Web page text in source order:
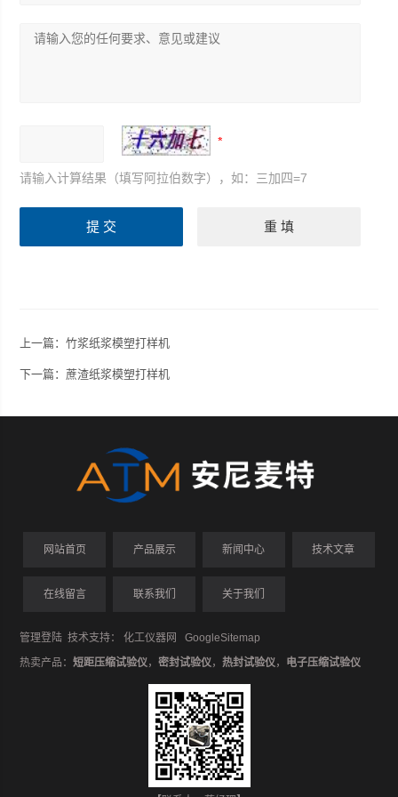
请输入计算结果（填写阿拉伯数字），如：三加四=7
上一篇：竹浆纸浆模塑打样机
下一篇：蔗渣纸浆模塑打样机
网站首页 产品展示 新闻中心 技术文章
在线留言 联系我们 关于我们
管理登陆 技术支持：化工仪器网
GoogleSitemap
热卖产品：短距压缩试验仪，密封试验仪，热封试验仪， 电子压缩试验仪